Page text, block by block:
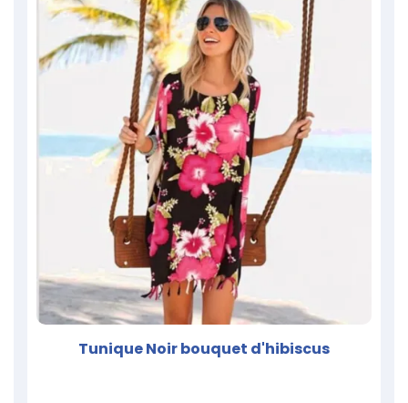
Tunique Noir bouquet d'hibiscus